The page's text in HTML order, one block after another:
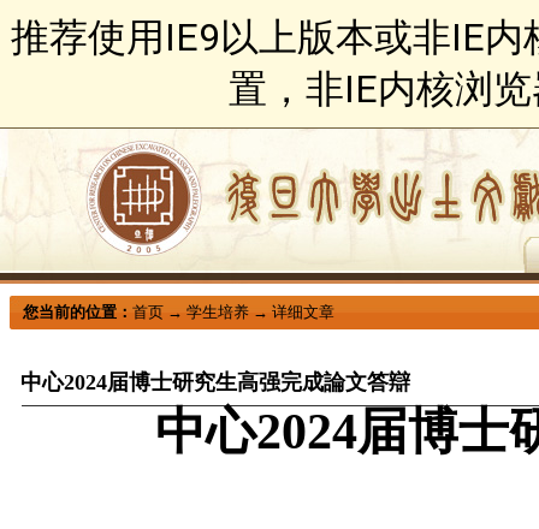
推荐使用IE9以上版本或非IE
置，非IE内核浏
您当前的位置：首页 →学生培养 →详细文章
中心2024届博士研究生高强完成論文答辯
中心2024届博士